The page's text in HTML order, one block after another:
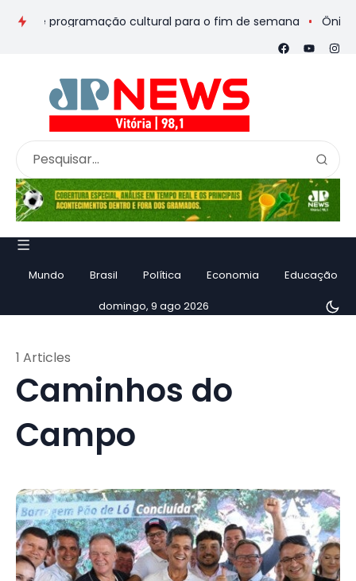
e programação cultural para o fim de semana Ônibus de
Mundo Brasil Política Economia Educação
domingo, 9 ago 2026
Caminhos do
Campo
1 Articles